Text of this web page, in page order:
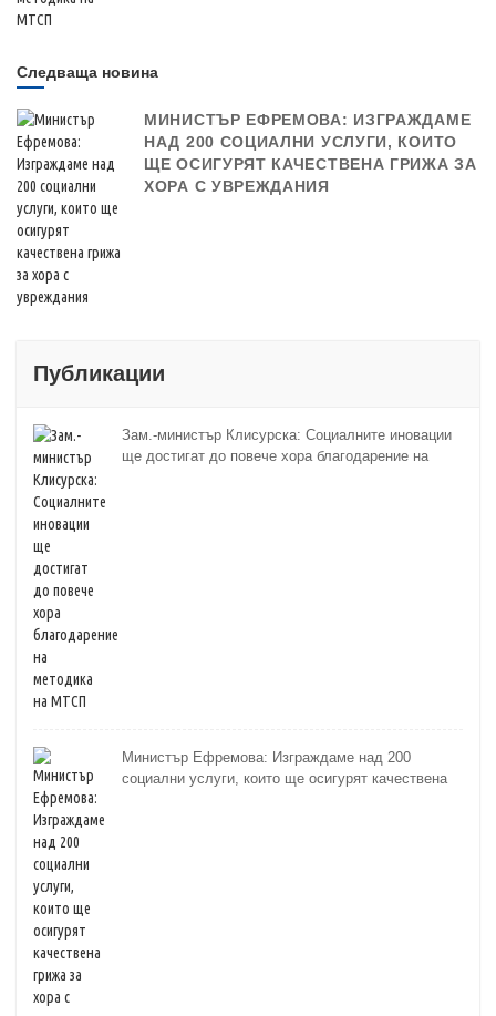
Следваща новина
МИНИСТЪР ЕФРЕМОВА: ИЗГРАЖДАМЕ
НАД 200 СОЦИАЛНИ УСЛУГИ, КОИТО
ЩЕ ОСИГУРЯТ КАЧЕСТВЕНА ГРИЖА ЗА
ХОРА С УВРЕЖДАНИЯ
Публикации
Зам.-министър Клисурска: Социалните иновации
ще достигат до повече хора благодарение на
Министър Ефремова: Изграждаме над 200
социални услуги, които ще осигурят качествена